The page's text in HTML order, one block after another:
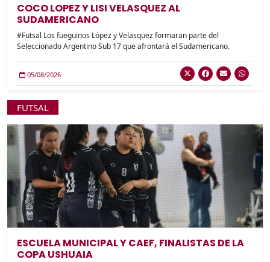
COCO LOPEZ Y LISI VELASQUEZ AL
SUDAMERICANO
#Futsal Los fueguinos López y Velasquez formaran parte del
Seleccionado Argentino Sub 17 que afrontará el Sudamericano.
05/08/2026
FUTSAL
ESCUELA MUNICIPAL Y CAEF, FINALISTAS DE LA
COPA USHUAIA